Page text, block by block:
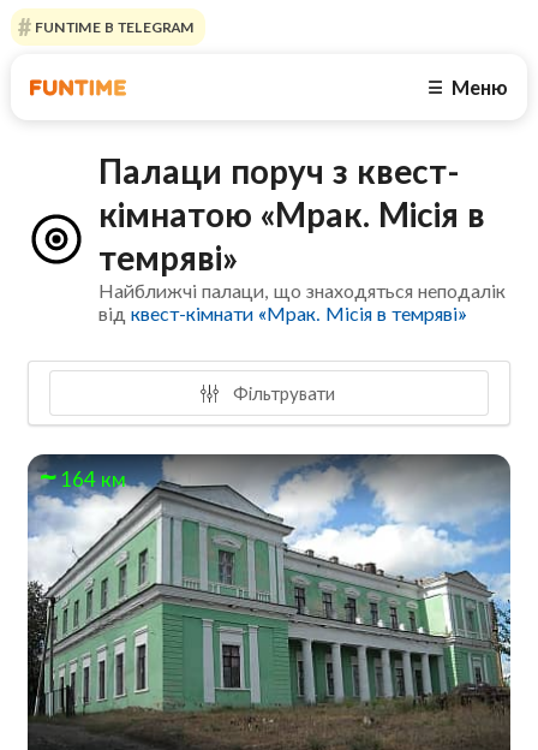
FUNTIME В TELEGRAM
☰ Меню
Палаци поруч з квест-
кімнатою «Мрак. Мiсiя в
темрявi»
Найближчі палаци, що знаходяться неподалік
відквест-кімнати «Мрак. Мiсiя в темрявi»
Фільтрувати
164 км